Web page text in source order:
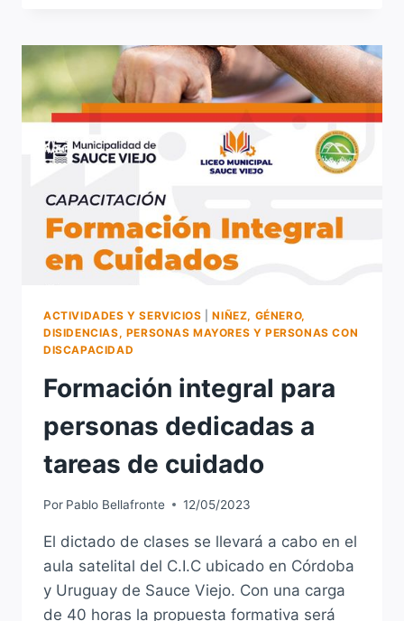
INSCRIPCIÓN
PARA
MAYORES
DE
60
AÑOS
ACTIVIDADES Y SERVICIOS |NIÑEZ, GÉNERO,
DISIDENCIAS, PERSONAS MAYORES Y PERSONAS CON
DISCAPACIDAD
Formación integral para
personas dedicadas a
tareas de cuidado
Por Pablo Bellafronte 12/05/2023
El dictado de clases se llevará a cabo en el
aula satelital del C.I.C ubicado en Córdoba
y Uruguay de Sauce Viejo. Con una carga
de 40 horas la propuesta formativa será